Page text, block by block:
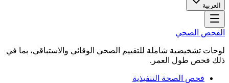
العربية
الفحص الصحي
لوحات تشخيصية شاملة للتقييم الصحي الوقائي والاستباقي، بما في
ذلك فحص طول العمر.
فحص الصحة التنفيذية